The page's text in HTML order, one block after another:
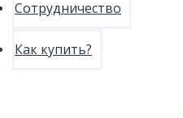
Сотрудничество
Как купить?